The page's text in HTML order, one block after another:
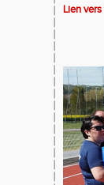
Lien
*